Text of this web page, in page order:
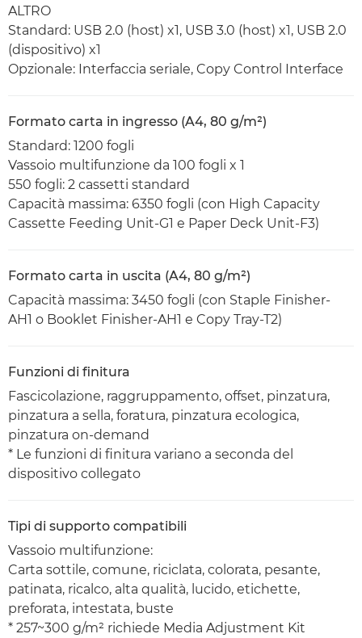
ALTRO
Standard: USB 2.0 (host) x1, USB 3.0 (host) x1, USB 2.0
(dispositivo) x1
Opzionale: Interfaccia seriale, Copy Control Interface
Formato carta in ingresso (A4, 80 g/m²)
Standard: 1200 fogli
Vassoio multifunzione da 100 fogli x 1
550 fogli: 2 cassetti standard
Capacità massima: 6350 fogli (con High Capacity
Cassette Feeding Unit-G1 e Paper Deck Unit-F3)
Formato carta in uscita (A4, 80 g/m²)
Capacità massima: 3450 fogli (con Staple Finisher-
AH1 o Booklet Finisher-AH1 e Copy Tray-T2)
Funzioni di finitura
Fascicolazione, raggruppamento, offset, pinzatura,
pinzatura a sella, foratura, pinzatura ecologica,
pinzatura on-demand
* Le funzioni di finitura variano a seconda del
dispositivo collegato
Tipi di supporto compatibili
Vassoio multifunzione:
Carta sottile, comune, riciclata, colorata, pesante,
patinata, ricalco, alta qualità, lucido, etichette,
preforata, intestata, buste
* 257~300 g/m² richiede Media Adjustment Kit